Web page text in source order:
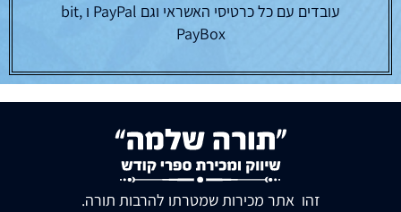
עובדים עם כל כרטיסי האשראי וגם PayPal ו bit,
PayBox
זהו אתר מכירות שמטרתו להרבות תורה.